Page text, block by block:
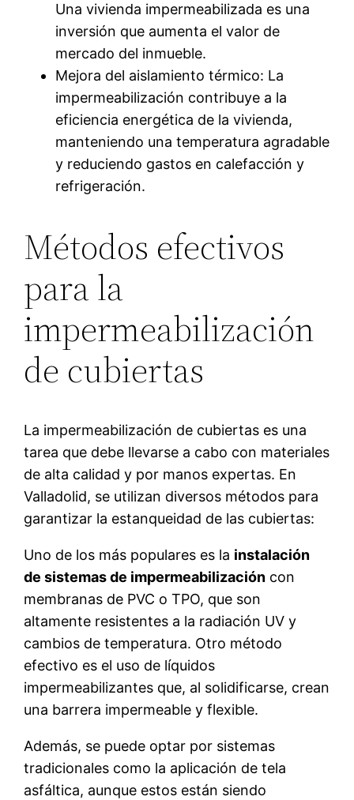
Una vivienda impermeabilizada es una
inversión que aumenta el valor de
mercado del inmueble.
Mejora del aislamiento térmico: La
impermeabilización contribuye a la
eficiencia energética de la vivienda,
manteniendo una temperatura agradable
y reduciendo gastos en calefacción y
refrigeración.
Métodos efectivos
para la
impermeabilización
de cubiertas
La impermeabilización de cubiertas es una
tarea que debe llevarse a cabo con materiales
de alta calidad y por manos expertas. En
Valladolid, se utilizan diversos métodos para
garantizar la estanqueidad de las cubiertas:
Uno de los más populares es la instalación
de sistemas de impermeabilización con
membranas de PVC o TPO, que son
altamente resistentes a la radiación UV y
cambios de temperatura. Otro método
efectivo es el uso de líquidos
impermeabilizantes que, al solidificarse, crean
una barrera impermeable y flexible.
Además, se puede optar por sistemas
tradicionales como la aplicación de tela
asfáltica, aunque estos están siendo